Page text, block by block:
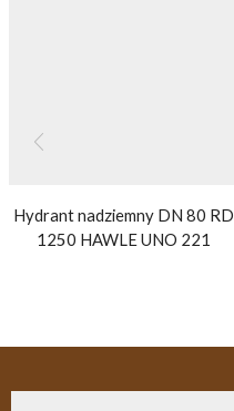
Hydrant nadziemny DN 80 RD
1250 HAWLE UNO 221